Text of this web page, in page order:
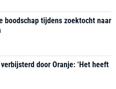
boodschap tijdens zoektocht naar
door Oranje: ‘Het heeft